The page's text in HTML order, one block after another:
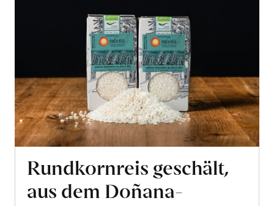
Rundkornreis geschält,
aus dem Doñana-